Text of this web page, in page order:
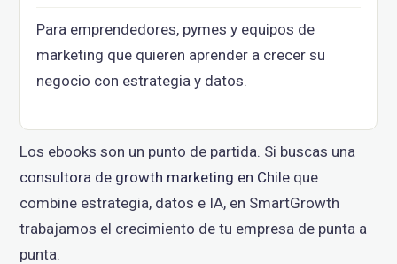
Para emprendedores, pymes y equipos de
marketing que quieren aprender a crecer su
negocio con estrategia y datos.
Los ebooks son un punto de partida. Si buscas una
consultora de growth marketing en Chile que
combine estrategia, datos e IA, en SmartGrowth
trabajamos el crecimiento de tu empresa de punta a
punta.